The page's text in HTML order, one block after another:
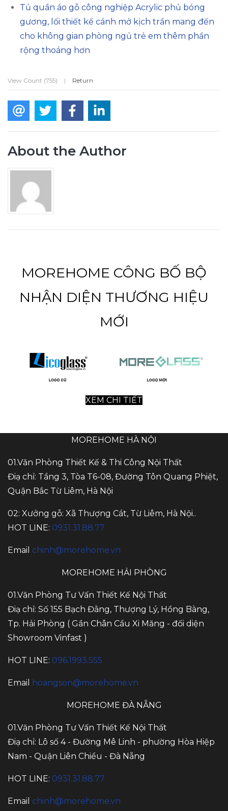
Tủ quần áo gỗ công nghiệp Acrylic phủ bóng
gương, lối thiết kế cánh mở kịch trần mang đến
cho không gian phòng ngủ trẻ em thêm phần
rộng thoáng hơn
View Count (755) | Return
About the Author
MOREHOME CÔNG BỐ BỘ
NHẬN DIỆN THƯƠNG HIỆU
MỚI
XEM CHI TIẾT
MOREHOME HÀ NỘI
01.Văn Phòng Thiết Kế & Thi Công Nội Thất
Điạ chỉ: Tầng 3, Tòa T6-08, Đường Tôn Quang Phiệt,
Quận Bắc Từ Liêm, Hà Nội
02: Xưởng gỗ: Xã Thượng Cát, Từ Liêm, Hà Nội..
HOT LINE: 0931.31.88.77
Email chinh@morehome.vn
MOREHOME HẢI PHÒNG
01.Văn Phòng Tư Vấn Thiết Kế Nội Thất
Điạ chỉ: Số 155 Bạch Đằng, Thượng Lý, Hồng Bàng,
Tp. Hải Phòng ( Gần Chân Cầu Xi Măng - đối diện
Showroom Vinfast )
HOT LINE: 096.1993.555
Email hoangson@morehome.vn
MOREHOME ĐÀ NẴNG
01.Văn Phòng Tư Vấn Thiết Kế Nội Thất
Điạ chỉ: Lô số 4 - Đường Mê Linh - phường Hòa Hiệp
Nam - Quận Liên Chiểu - Đà Nẵng
HOT LINE: 0931.31.88.77
Email chinh@morehome.vn